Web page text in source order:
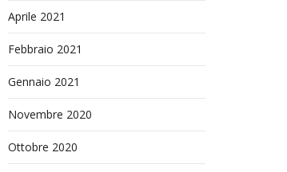
Aprile 2021
Febbraio 2021
Gennaio 2021
Novembre 2020
Ottobre 2020